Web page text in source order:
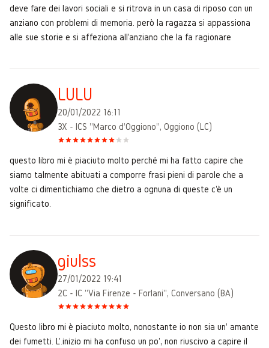
deve fare dei lavori sociali e si ritrova in un casa di riposo con un
anziano con problemi di memoria. però la ragazza si appassiona
alle sue storie e si affeziona all'anziano che la fa ragionare
LULU
20/01/2022 16:11
3X - ICS "Marco d'Oggiono", Oggiono (LC)
questo libro mi è piaciuto molto perché mi ha fatto capire che
siamo talmente abituati a comporre frasi pieni di parole che a
volte ci dimentichiamo che dietro a ognuna di queste c'è un
significato.
giulss
27/01/2022 19:41
2C - IC "Via Firenze - Forlani", Conversano (BA)
Questo libro mi è piaciuto molto, nonostante io non sia un' amante
dei fumetti. L'.inizio mi ha confuso un po', non riuscivo a capire il